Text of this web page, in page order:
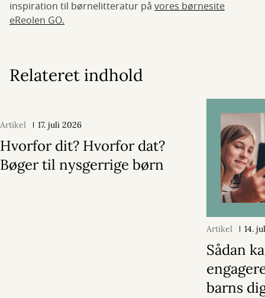
inspiration til børnelitteratur på vores børnesite
eReolen GO.
Relateret indhold
Artikel 17. juli 2026
Hvorfor dit? Hvorfor dat?
Bøger til nysgerrige børn
Artikel 14.
Sådan
barns